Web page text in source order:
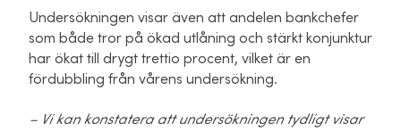
Undersökningen visar även att andelen bankchefer
som både tror på ökad utlåning och stärkt konjunktur
har ökat till drygt trettio procent, vilket är en
fördubbling från vårens undersökning.
– Vi kan konstatera att undersökningen tydligt visar